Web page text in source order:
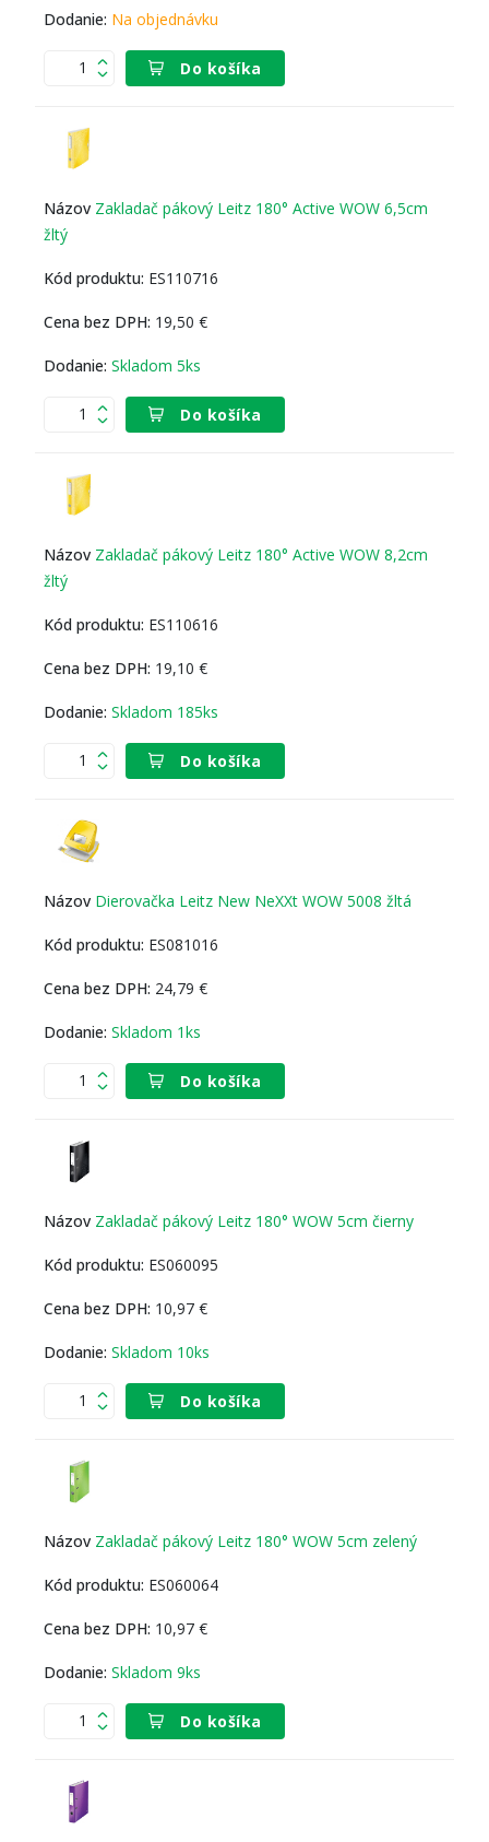
Na objednávku
Do košíka
Zakladač pákový Leitz 180° Active WOW 6,5cm
žltý
ES110716
19,50 €
Skladom 5ks
Do košíka
Zakladač pákový Leitz 180° Active WOW 8,2cm
žltý
ES110616
19,10 €
Skladom 185ks
Do košíka
Dierovačka Leitz New NeXXt WOW 5008 žltá
ES081016
24,79 €
Skladom 1ks
Do košíka
Zakladač pákový Leitz 180° WOW 5cm čierny
ES060095
10,97 €
Skladom 10ks
Do košíka
Zakladač pákový Leitz 180° WOW 5cm zelený
ES060064
10,97 €
Skladom 9ks
Do košíka